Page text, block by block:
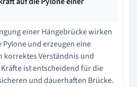
einer Hängebrücke wirken
und erzeugen eine
korrektes Verständnis und
ist entscheidend für die
und dauerhaften Brücke.